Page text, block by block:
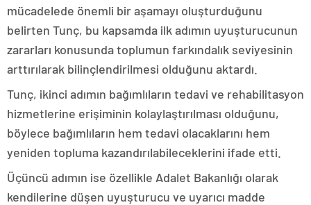
mücadelede önemli bir aşamayı oluşturduğunu
belirten Tunç, bu kapsamda ilk adımın uyuşturucunun
zararları konusunda toplumun farkındalık seviyesinin
arttırılarak bilinçlendirilmesi olduğunu aktardı.
Tunç, ikinci adımın bağımlıların tedavi ve rehabilitasyon
hizmetlerine erişiminin kolaylaştırılması olduğunu,
böylece bağımlıların hem tedavi olacaklarını hem
yeniden topluma kazandırılabileceklerini ifade etti.
Üçüncü adımın ise özellikle Adalet Bakanlığı olarak
kendilerine düşen uyuşturucu ve uyarıcı madde